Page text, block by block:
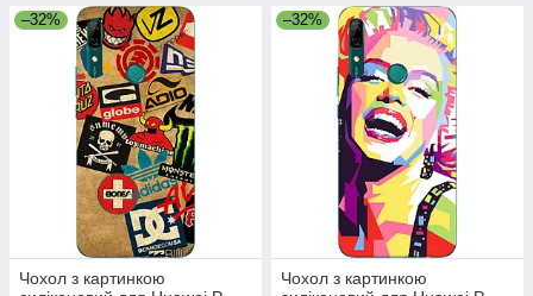
–32%
Чохол з картинкою
–32%
Чохол з картинкою